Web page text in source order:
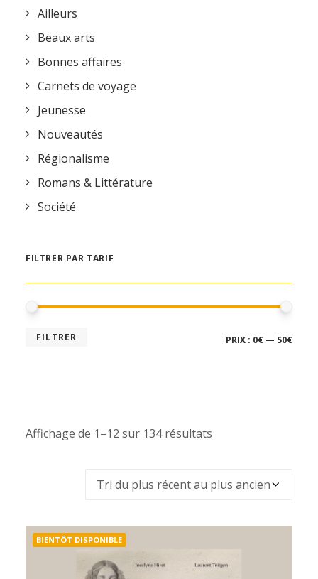
Ailleurs
Beaux arts
Bonnes affaires
Carnets de voyage
Jeunesse
Nouveautés
Régionalisme
Romans & Littérature
Société
FILTRER PAR TARIF
PRIX
PRIX
FILTRER PRIX : 0€ — 50€
Affichage de 1–12 sur 134 résultats
récent
BIENTÔT DISPONIBLE